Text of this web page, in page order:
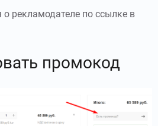
рекламодателе по ссылке в
промокод